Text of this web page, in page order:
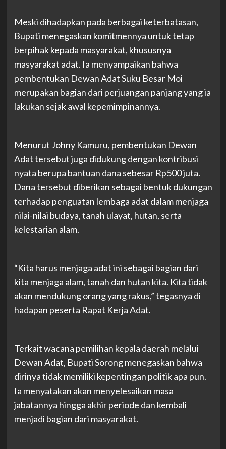
Meski dihadapkan pada berbagai keterbatasan,
Bupati menegaskan komitmennya untuk tetap
berpihak kepada masyarakat, khususnya
masyarakat adat. Ia menyampaikan bahwa
pembentukan Dewan Adat Suku Besar Moi
merupakan bagian dari perjuangan panjang yang ia
lakukan sejak awal kepemimpinannya.
Menurut Johny Kamuru, pembentukan Dewan
Adat tersebut juga didukung dengan kontribusi
nyata berupa bantuan dana sebesar Rp500 juta.
Dana tersebut diberikan sebagai bentuk dukungan
terhadap penguatan lembaga adat dalam menjaga
nilai-nilai budaya, tanah ulayat, hutan, serta
kelestarian alam.
“Kita harus menjaga adat ini sebagai bagian dari
kita menjaga alam, tanah dan hutan kita. Kita tidak
akan mendukung orang yang rakus,” tegasnya di
hadapan peserta Rapat Kerja Adat.
Terkait wacana pemilihan kepala daerah melalui
Dewan Adat, Bupati Sorong menegaskan bahwa
dirinya tidak memiliki kepentingan politik apa pun.
Ia menyatakan akan menyelesaikan masa
jabatannya hingga akhir periode dan kembali
menjadi bagian dari masyarakat.